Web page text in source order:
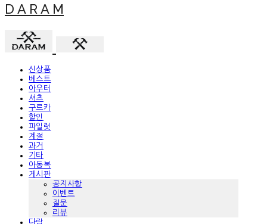
D A R A M
신상품
베스트
아우터
셔츠
구르카
할인
파일럿
계절
과거
기타
아동복
게시판
공지사항
이벤트
질문
리뷰
다람